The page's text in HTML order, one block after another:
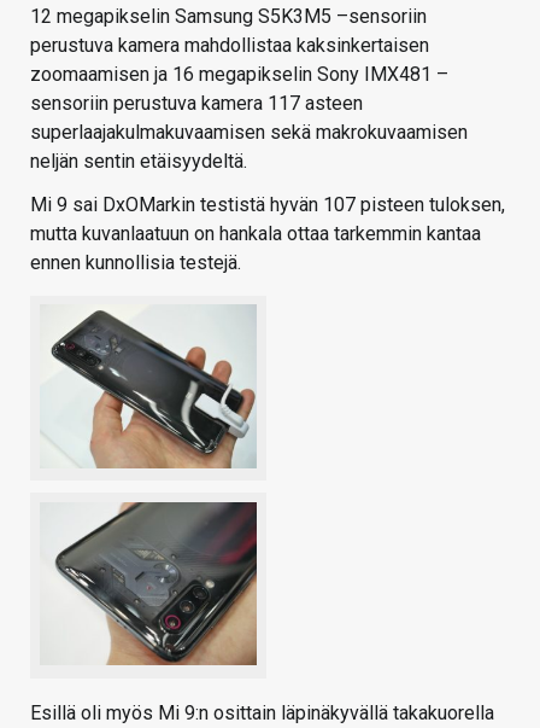
12 megapikselin Samsung S5K3M5 –sensoriin
perustuva kamera mahdollistaa kaksinkertaisen
zoomaamisen ja 16 megapikselin Sony IMX481 –
sensoriin perustuva kamera 117 asteen
superlaajakulmakuvaamisen sekä makrokuvaamisen
neljän sentin etäisyydeltä.
Mi 9 sai DxOMarkin testistä hyvän 107 pisteen tuloksen,
mutta kuvanlaatuun on hankala ottaa tarkemmin kantaa
ennen kunnollisia testejä.
Esillä oli myös Mi 9:n osittain läpinäkyvällä takakuorella